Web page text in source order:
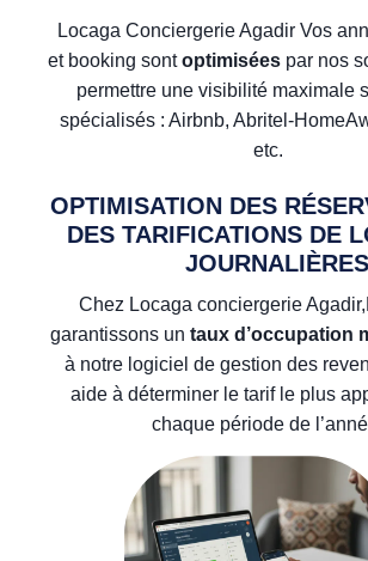
Locaga Conciergerie Agadir Vos
et booking sontoptimisées par nos
permettre une visibilité maximale
spécialisés : Airbnb, Abritel-
etc.
OPTIMISATION DES
DES TARIFICATIONS DE
JOURNALIÈRES
Chez Locaga conciergerie
garantissons un taux d’occupation
à notre logiciel de gestion des
aide à déterminer le tarif le plus
chaque période de